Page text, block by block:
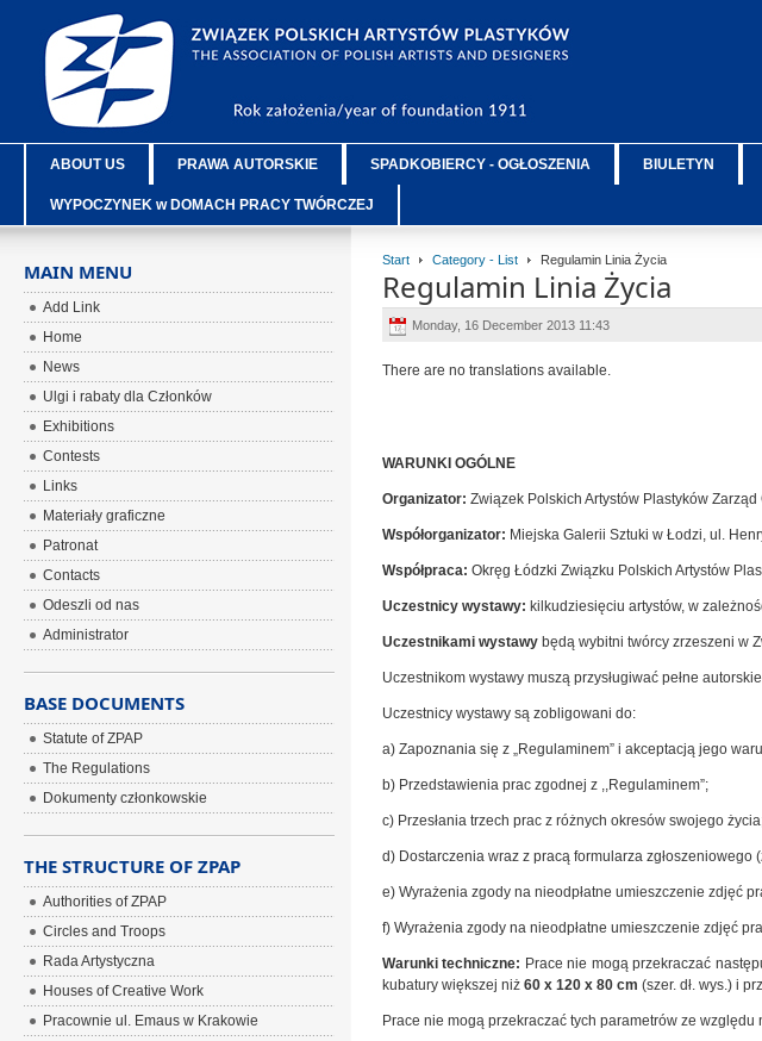
ABOUT US PRAWA AUTORSKIE SPADKOBIERCY - OGŁOSZENIA BIULETYN
WYPOCZYNEK w DOMACH PRACY TWÓRCZEJ
Start Category - List Regulamin Linia Życia
Regulamin Linia Życia
Monday, 16 December 2013 11:43
There are no translations available.
WARUNKI OGÓLNE
Organizator: Związek Polskich Artystów Plastyków
Współorganizator: Miejska Galerii Sztuki w Łodzi, ul.
Współpraca: Okręg Łódzki Związku Polskich Artystów
Uczestnicy wystawy: kilkudziesięciu artystów, w
Uczestnikami wystawybędą wybitni twórcy zrzeszeni w
Uczestnikom wystawy muszą przysługiwać pełne
Uczestnicy wystawy są zobligowani do:
a) Zapoznania się z „Regulaminem” i akceptacją jego
b) Przedstawienia prac zgodnej z ,,Regulaminem”;
c) Przesłania trzech prac z różnych okresów swojego
d) Dostarczenia wraz z pracą formularza zgłoszeniowego
e) Wyrażenia zgody na nieodpłatne umieszczenie zdjęć
f) Wyrażenia zgody na nieodpłatne umieszczenie zdjęć
Warunki techniczne: Prace nie mogą przekraczać
kubatury większej niż 60 x 120 x 80 cm (szer. dł. wys.) i
Prace nie mogą przekraczać tych parametrów ze względu
MAIN MENU
Add Link
Home
News
Ulgi i rabaty dla Członków
Exhibitions
Contests
Links
Materiały graficzne
Patronat
Contacts
Odeszli od nas
Administrator
BASE DOCUMENTS
Statute of ZPAP
The Regulations
Dokumenty członkowskie
THE STRUCTURE OF ZPAP
Authorities of ZPAP
Circles and Troops
Rada Artystyczna
Houses of Creative Work
Pracownie ul. Emaus w Krakowie